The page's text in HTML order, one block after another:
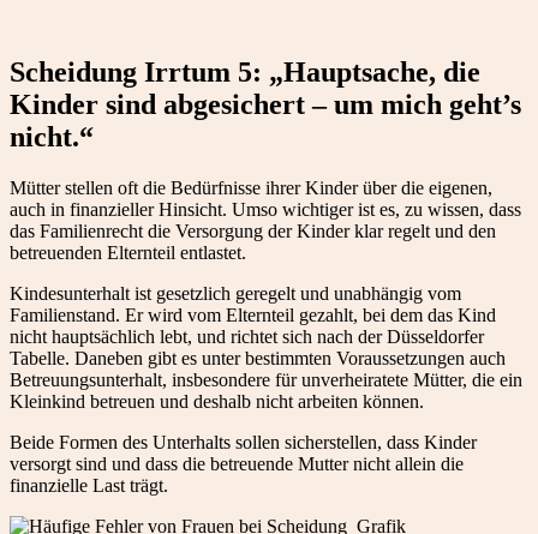
Scheidung Irrtum 5: „Hauptsache, die
Kinder sind abgesichert – um mich geht’s
nicht.“
Mütter stellen oft die Bedürfnisse ihrer Kinder über die eigenen,
auch in finanzieller Hinsicht. Umso wichtiger ist es, zu wissen, dass
das Familienrecht die Versorgung der Kinder klar regelt und den
betreuenden Elternteil entlastet.
Kindesunterhalt ist gesetzlich geregelt und unabhängig vom
Familienstand. Er wird vom Elternteil gezahlt, bei dem das Kind
nicht hauptsächlich lebt, und richtet sich nach der Düsseldorfer
Tabelle. Daneben gibt es unter bestimmten Voraussetzungen auch
Betreuungsunterhalt, insbesondere für unverheiratete Mütter, die ein
Kleinkind betreuen und deshalb nicht arbeiten können.
Beide Formen des Unterhalts sollen sicherstellen, dass Kinder
versorgt sind und dass die betreuende Mutter nicht allein die
finanzielle Last trägt.